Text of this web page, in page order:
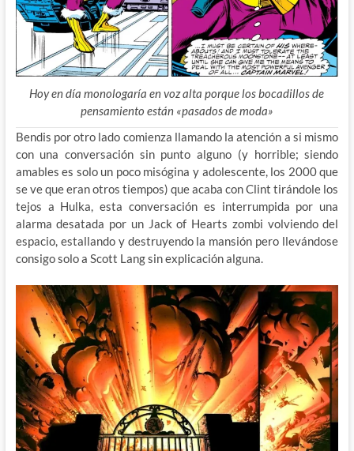
Hoy en día monologaría en voz alta porque los bocadillos de
pensamiento están «pasados de moda»
Bendis por otro lado comienza llamando la atención a si mismo
con una conversación sin punto alguno (y horrible; siendo
amables es solo un poco misógina y adolescente, los 2000 que
se ve que eran otros tiempos) que acaba con Clint tirándole los
tejos a Hulka, esta conversación es interrumpida por una
alarma desatada por un Jack of Hearts zombi volviendo del
espacio, estallando y destruyendo la mansión pero llevándose
consigo solo a Scott Lang sin explicación alguna.